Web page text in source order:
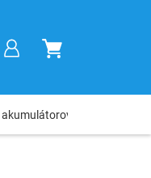
NÁKUPNÝ
akumulátorové, elektro,